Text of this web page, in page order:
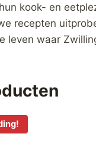
kook- en
recepten
leven waar